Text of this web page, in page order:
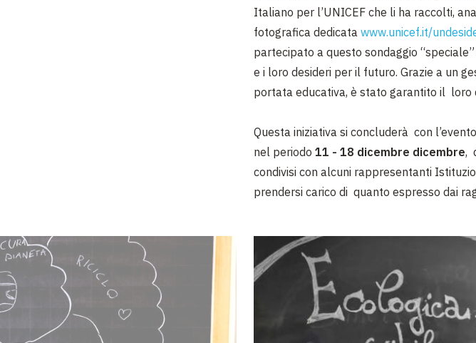
Italiano per l’UNICEF che li ha raccolti,
fotografica dedicata www.unicef.it/
partecipato a questo sondaggio
e i loro desideri per il futuro. Grazie a un
portata educativa, è stato garantito il loro
Questa iniziativa si concluderà con
nel periodo 11 - 18 dicembre dicembre,
condivisi con alcuni rappresentanti
prendersi carico di quanto espresso dai